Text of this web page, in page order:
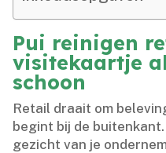
Pui reinigen
visitekaartje
schoon
Retail draait om
begint bij de
gezicht van je